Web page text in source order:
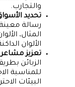
والتجارب.
تحديد
رسالة
المثال،
الألوان
تعزيز
الزبائن
للمناسبة
البيئات